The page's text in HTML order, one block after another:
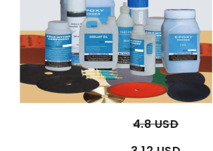
4.8 USD